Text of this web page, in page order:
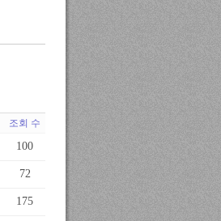
조회 수
100
72
175